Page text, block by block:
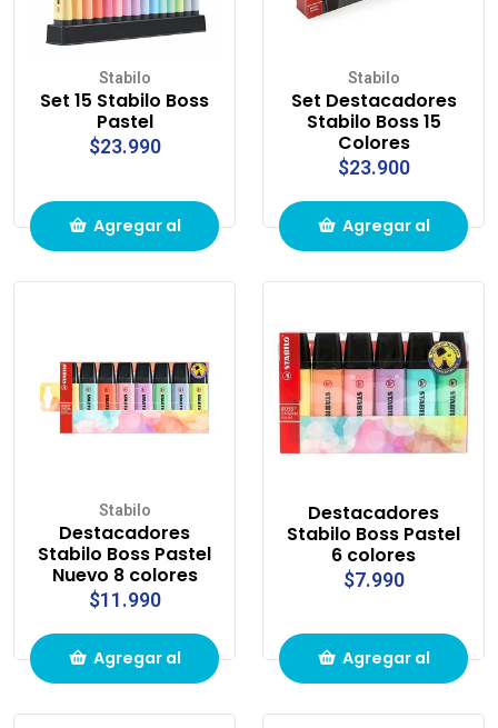
Stabilo
Set 15 Stabilo Boss
Pastel
$23.990
Agregar al
Stabilo
Set Destacadores
Stabilo Boss 15
Colores
$23.900
Agregar al
Stabilo
Destacadores
Stabilo Boss Pastel
Nuevo 8 colores
$11.990
Agregar al
Destacadores
Stabilo Boss Pastel
6 colores
$7.990
Agregar al